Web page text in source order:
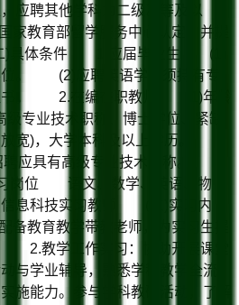
应聘其他学科为二级乙等及以
教育部留学服务中心认定，并提
)具体条件 1.应届毕业生 (1)
位。 (2)应聘英语学科须持有专
书。 2.在编在职教师 (1)年龄
专业技术职称、博士学位、紧缺
放宽)，大学本科及以上学历。
聘应具有高级专业技术职称。
岗位 语文、数学、英语、物
信息科技实习教师 (二)实习内
教育教学带教老师，为实习生提
2.教学工作实习：协助开展课堂
与学业辅导，熟悉学科教学全流
施能力。参与学科教研活动，了解